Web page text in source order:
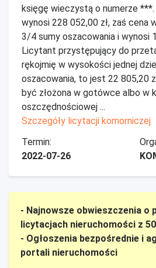
księgę wieczystą o numerze ***.
wynosi 228 052,00 zł, zaś cena
3/4 sumy oszacowania i wynosi
Licytant przystępujący do
rękojmię w wysokości jednej
oszacowania, to jest 22 805,20
być złożona w gotówce albo w
oszczędnościowej ...
Szczegóły licytacji komorniczej
Termin:
2022-07-26
- Najnowsze obwieszczenia o
licytacjach nieruchomości z
- Ogłoszenia bezpośrednie i
portali nieruchomości